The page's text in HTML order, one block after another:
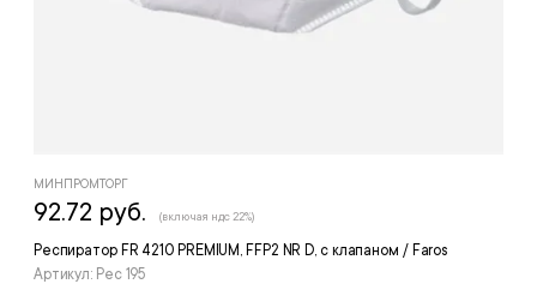
Респиратор FR 4210 PREMIUM, FFP2 NR D, с клапаном / Faros
Артикул: Рес 195
МИНПРОМТОРГ
92.72 руб. (включая ндс 22%)